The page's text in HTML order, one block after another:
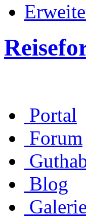
Portal
Forum
Blog
Galerie